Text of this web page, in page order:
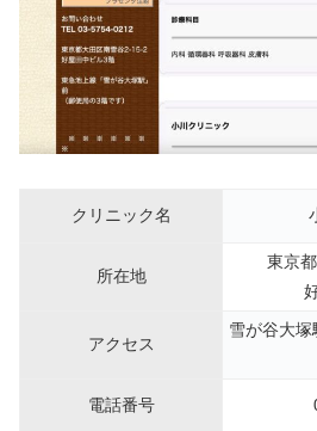
クリニック名
所在地
東京
アクセス
雪が谷大
電話番号